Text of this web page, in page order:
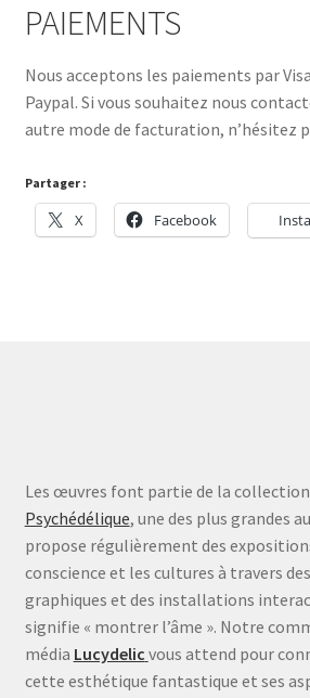
PAIEMENTS
Nous acceptons les paiements par
Paypal. Si vous souhaitez nous
autre mode de facturation, n’hésitez
Partager :
X Facebook
Les œuvres font partie de la collection
Psychédélique, une des plus grandes
propose régulièrement des
conscience et les cultures à travers
graphiques et des installations
signifie « montrer l’âme ». Notre
média Lucydelic vous attend pour
cette esthétique fantastique et ses